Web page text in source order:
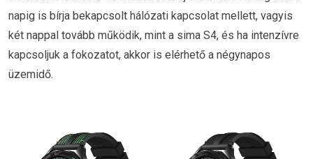
napig is bírja bekapcsolt hálózati kapcsolat mellett, vagyis
két nappal tovább működik, mint a sima S4, és ha intenzívre
kapcsoljuk a fokozatot, akkor is elérhető a négynapos
üzemidő.